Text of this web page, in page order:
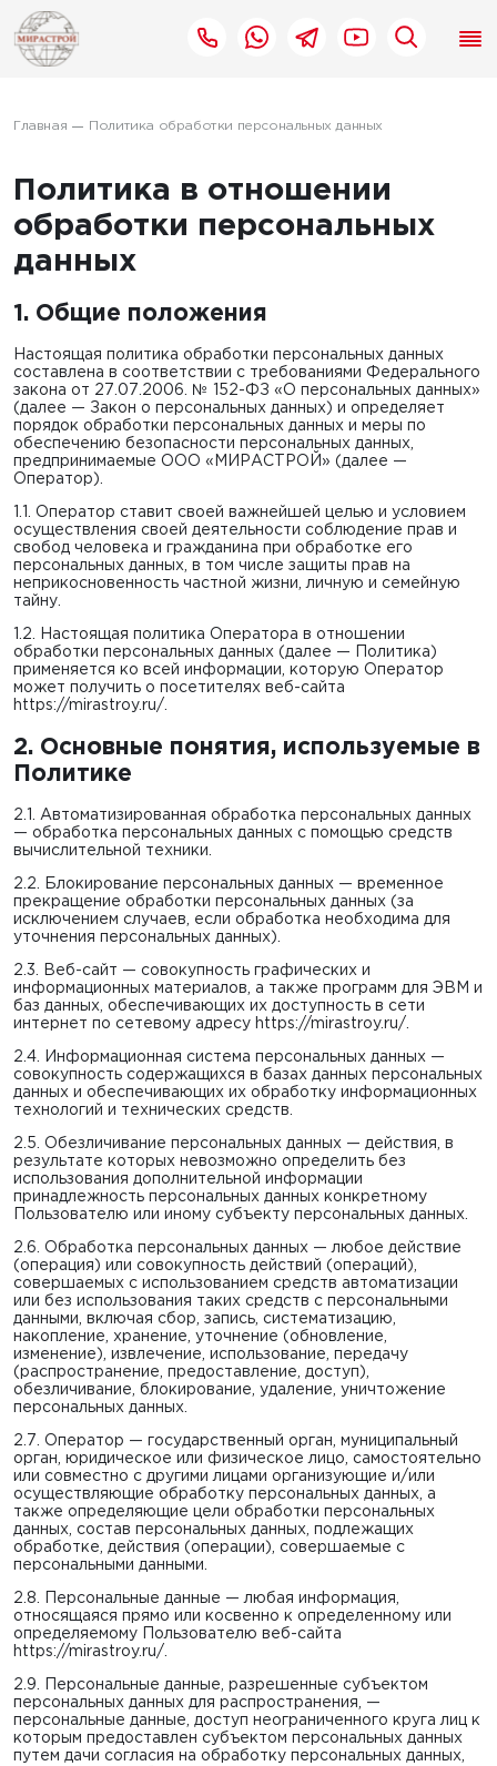
Главная Политика обработки персональных данных
Политика в отношении
обработки персональных
данных
1. Общие положения
Настоящая политика обработки персональных данных
составлена в соответствии с требованиями Федерального
закона от 27.07.2006. № 152-ФЗ «О персональных данных»
(далее — Закон о персональных данных) и определяет
порядок обработки персональных данных и меры по
обеспечению безопасности персональных данных,
предпринимаемые ООО «МИРАСТРОЙ» (далее —
Оператор).
1.1. Оператор ставит своей важнейшей целью и условием
осуществления своей деятельности соблюдение прав и
свобод человека и гражданина при обработке его
персональных данных, в том числе защиты прав на
неприкосновенность частной жизни, личную и семейную
тайну.
1.2. Настоящая политика Оператора в отношении
обработки персональных данных (далее — Политика)
применяется ко всей информации, которую Оператор
может получить о посетителях веб-сайта
https://mirastroy.ru/
2. Основные понятия, используемые в
Политике
2.1. Автоматизированная обработка персональных данных
— обработка персональных данных с помощью средств
вычислительной техники.
2.2. Блокирование персональных данных — временное
прекращение обработки персональных данных (за
исключением случаев, если обработка необходима для
уточнения персональных данных).
2.3. Веб-сайт — совокупность графических и
информационных материалов, а также программ для ЭВМ и
баз данных, обеспечивающих их доступность в сети
интернет по сетевому адресу https://mirastroy.ru/
2.4. Информационная система персональных данных —
совокупность содержащихся в базах данных персональных
данных и обеспечивающих их обработку информационных
технологий и технических средств.
2.5. Обезличивание персональных данных — действия, в
результате которых невозможно определить без
использования дополнительной информации
принадлежность персональных данных конкретному
Пользователю или иному субъекту персональных данных.
2.6. Обработка персональных данных — любое действие
(операция) или совокупность действий (операций),
совершаемых с использованием средств автоматизации
или без использования таких средств с персональными
данными, включая сбор, запись, систематизацию,
накопление, хранение, уточнение (обновление,
изменение), извлечение, использование, передачу
(распространение, предоставление, доступ),
обезличивание, блокирование, удаление, уничтожение
персональных данных.
2.7. Оператор — государственный орган, муниципальный
орган, юридическое или физическое лицо, самостоятельно
или совместно с другими лицами организующие и/или
осуществляющие обработку персональных данных, а
также определяющие цели обработки персональных
данных, состав персональных данных, подлежащих
обработке, действия (операции), совершаемые с
персональными данными.
2.8. Персональные данные — любая информация,
относящаяся прямо или косвенно к определенному или
определяемому Пользователю веб-сайта
https://mirastroy.ru/
2.9. Персональные данные, разрешенные субъектом
персональных данных для распространения, —
персональные данные, доступ неограниченного круга лиц к
которым предоставлен субъектом персональных данных
путем дачи согласия на обработку персональных данных,